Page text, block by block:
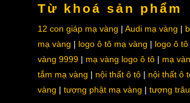
Từ khoá sản phẩm
12 con giáp mạ vàng Audi mạ vàng
mạ vàng
logo ô tô mạ vàng logo ô
vàng 9999
mạ vàng logo ô tô mạ
tắm mạ vàng
nội thất ô tô nội thất ô
vàng
tượng phật mạ vàng tượng